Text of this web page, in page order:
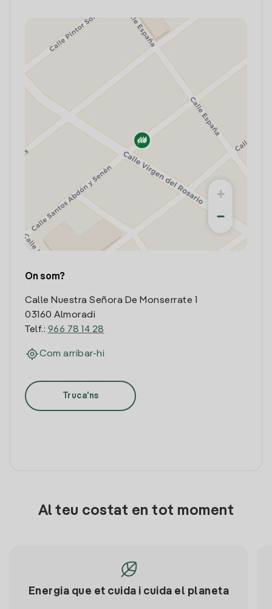
+
−
On som?
Calle Nuestra Señora De Monserrate 1
03160 Almoradi
Telf.: 966 78 14 28
Com arribar-hi
Truca'ns
Al teu costat en tot moment
Energia que et cuida i cuida el planeta